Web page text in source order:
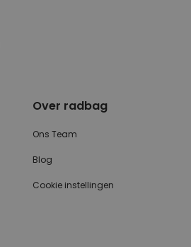
Over radbag
Ons Team
Blog
Cookie instellingen